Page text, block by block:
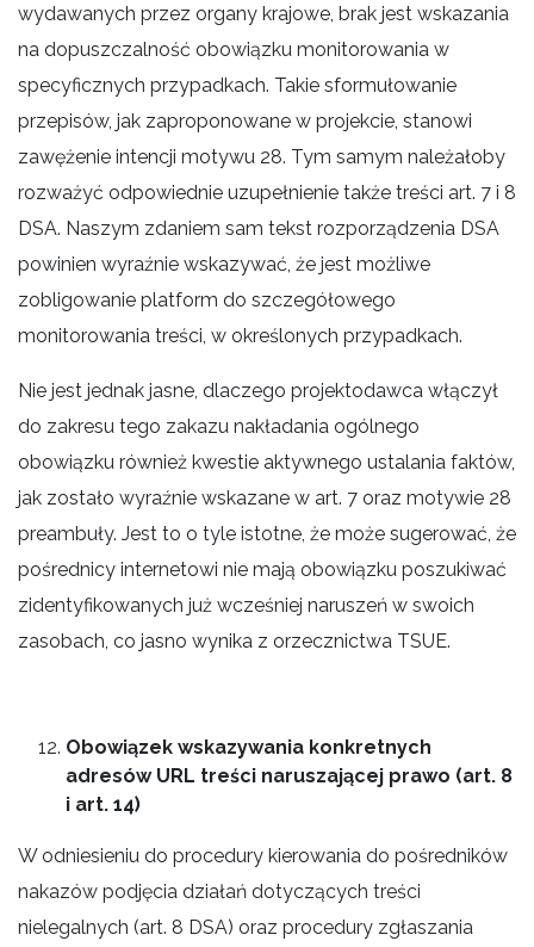
wydawanych przez organy krajowe, brak jest wskazania
na dopuszczalność obowiązku monitorowania w
specyficznych przypadkach. Takie sformułowanie
przepisów, jak zaproponowane w projekcie, stanowi
zawężenie intencji motywu 28. Tym samym należałoby
rozważyć odpowiednie uzupełnienie także treści art. 7 i 8
DSA. Naszym zdaniem sam tekst rozporządzenia DSA
powinien wyraźnie wskazywać, że jest możliwe
zobligowanie platform do szczegółowego
monitorowania treści, w określonych przypadkach.
Nie jest jednak jasne, dlaczego projektodawca włączył
do zakresu tego zakazu nakładania ogólnego
obowiązku również kwestie aktywnego ustalania faktów,
jak zostało wyraźnie wskazane w art. 7 oraz motywie 28
preambuły. Jest to o tyle istotne, że może sugerować, że
pośrednicy internetowi nie mają obowiązku poszukiwać
zidentyfikowanych już wcześniej naruszeń w swoich
zasobach, co jasno wynika z orzecznictwa TSUE.
Obowiązek wskazywania konkretnych
adresów URL treści naruszającej prawo (art. 8
i art. 14)
W odniesieniu do procedury kierowania do pośredników
nakazów podjęcia działań dotyczących treści
nielegalnych (art. 8 DSA) oraz procedury zgłaszania